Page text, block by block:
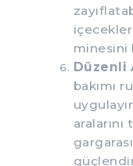
minesini
Düzenli
bakımı